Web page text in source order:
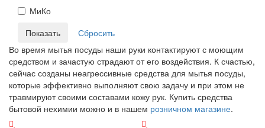
МиКо
Во время мытья посуды наши руки контактируют с моющим
средством и зачастую страдают от его воздействия. К счастью,
сейчас созданы неагрессивные средства для мытья посуды,
которые эффективно выполняют свою задачу и при этом не
травмируют своими составами кожу рук. Купить средства
бытовой нехимии можно и в нашем розничном магазине.